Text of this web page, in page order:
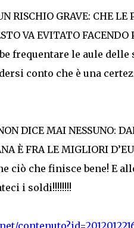
RISCHIO GRAVE: CHE
VA EVITATO
frequentare le aule
conto che è una
DICE MAI NESSUNO:
È FRA LE MIGLIORI
ciò che finisce bene! E
i soldi!!!!!!!!